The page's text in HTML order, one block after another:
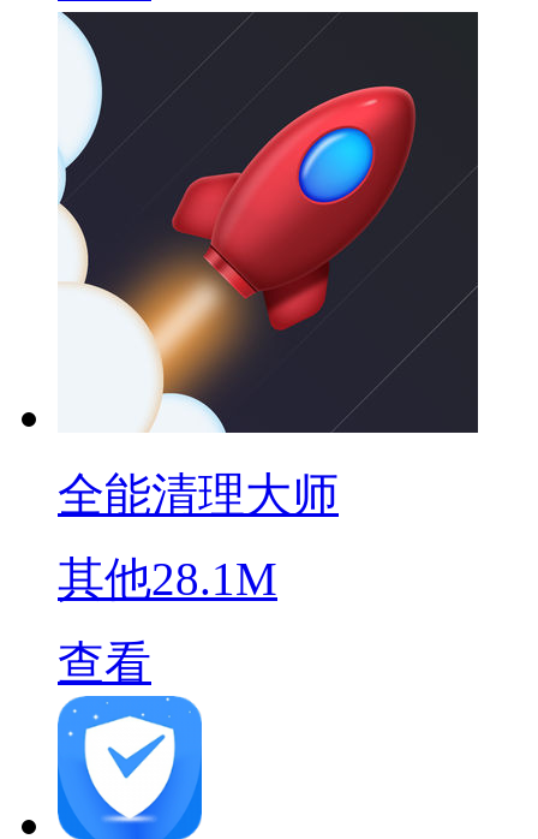
全能清理大师
其他28.1M
查看